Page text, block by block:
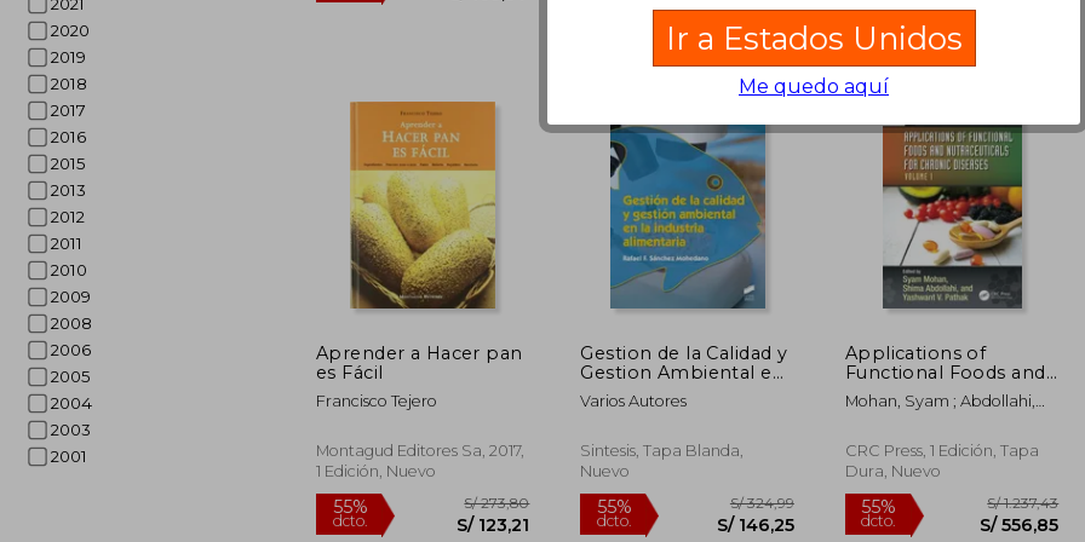
2020
2019
2018
2017
2016
2015
2013
2012
2011
2010
2009
2008
2006
2005
2004
2003
2001
55%
dcto.
55%
dcto.
55%
dcto.
Aprender a Hacer pan
es Fácil
Francisco Tejero
Montagud Editores Sa, 2017,
1 Edición, Nuevo
Gestion de la Calidad y
Gestion Ambiental en
la Industria Alimentaria
Varios Autores
Sintesis, Tapa Blanda,
Nuevo
Applications of
Functional Foods and
Nutraceuticals for
Chronic Diseases (en
Mohan, Syam ; Abdollahi,
CRC Press, 1 Edición, Tapa
Dura, Nuevo
Ir a Estados Unidos
Me quedo aquí